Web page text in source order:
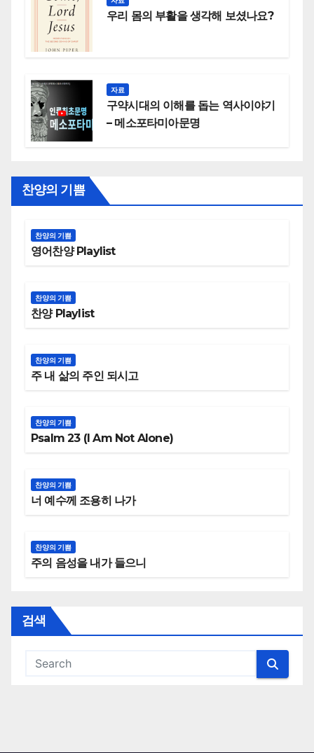
우리 몸의 부활을 생각해 보셨나요?
자료
구약시대의 이해를 돕는 역사이야기
– 메소포타미아문명
찬양의 기쁨
찬양의 기쁨
영어찬양 Playlist
찬양의 기쁨
찬양 Playlist
찬양의 기쁨
주 내 삶의 주인 되시고
찬양의 기쁨
Psalm 23 (I Am Not Alone)
찬양의 기쁨
너 예수께 조용히 나가
찬양의 기쁨
주의 음성을 내가 들으니
검색